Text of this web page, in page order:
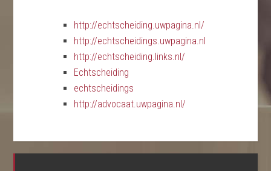
http://echtscheiding.uwpagina.nl/
http://echtscheidings.uwpagina.nl
http://echtscheiding.links.nl/
Echtscheiding
echtscheidings
http://advocaat.uwpagina.nl/